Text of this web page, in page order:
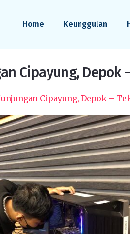
Home Keunggulan
Cipayung, Depok
Cipayung, Depok –